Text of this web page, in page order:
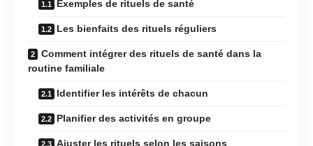
Exemples de rituels de santé
Les bienfaits des rituels réguliers
Comment intégrer des rituels de santé dans la
routine familiale
Identifier les intérêts de chacun
Planifier des activités en groupe
Ajuster les rituels selon les saisons